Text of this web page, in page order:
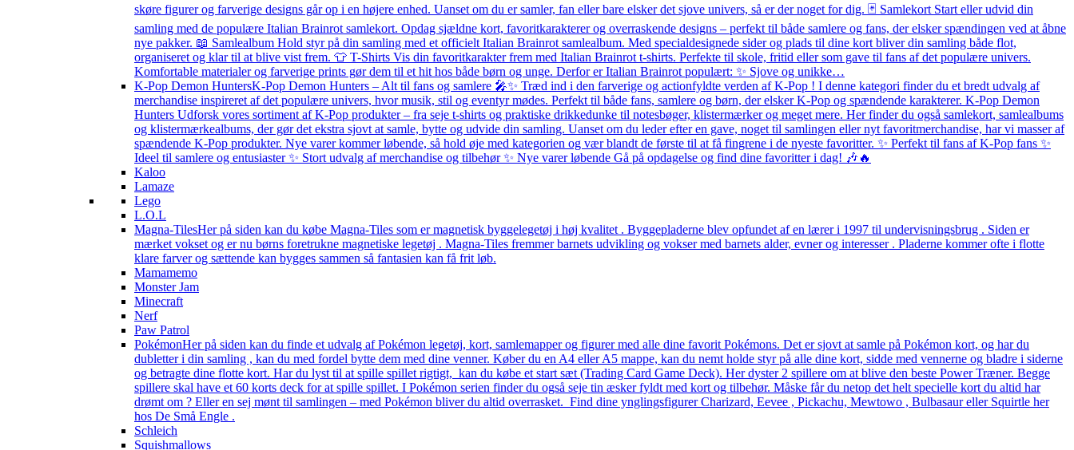
skøre figurer og farverige designs går op i en højere enhed. Uanset om du er samler, fan eller bare elsker det sjove univers, så er der noget for dig. 🃏 Samlekort Start eller udvid din
samling med de populære Italian Brainrot samlekort. Opdag sjældne kort, favoritkarakterer og overraskende designs – perfekt til både samlere og fans, der elsker spændingen ved at åbne
nye pakker. 📖 Samlealbum Hold styr på din samling med et officielt Italian Brainrot samlealbum. Med specialdesignede sider og plads til dine kort bliver din samling både flot,
organiseret og klar til at blive vist frem. 👕 T-Shirts Vis din favoritkarakter frem med Italian Brainrot t-shirts. Perfekte til skole, fritid eller som gave til fans af det populære univers.
Komfortable materialer og farverige prints gør dem til et hit hos både børn og unge. Derfor er Italian Brainrot populært: ✨ Sjove og unikke…
K-Pop Demon HuntersK-Pop Demon Hunters – Alt til fans og samlere 🎤✨ Træd ind i den farverige og actionfyldte verden af K-Pop ! I denne kategori finder du et bredt udvalg af
merchandise inspireret af det populære univers, hvor musik, stil og eventyr mødes. Perfekt til både fans, samlere og børn, der elsker K-Pop og spændende karakterer. K-Pop Demon
Hunters Udforsk vores sortiment af K-Pop produkter – fra seje t-shirts og praktiske drikkedunke til notesbøger, klistermærker og meget mere. Her finder du også samlekort, samlealbums
og klistermærkealbums, der gør det ekstra sjovt at samle, bytte og udvide din samling. Uanset om du leder efter en gave, noget til samlingen eller nyt favoritmerchandise, har vi masser af
spændende K-Pop produkter. Nye varer kommer løbende, så hold øje med kategorien og vær blandt de første til at få fingrene i de nyeste favoritter. ✨ Perfekt til fans af K-Pop fans ✨
Ideel til samlere og entusiaster ✨ Stort udvalg af merchandise og tilbehør ✨ Nye varer løbende Gå på opdagelse og find dine favoritter i dag! 🎶🔥
Kaloo
Lamaze
Lego
L.O.L
Magna-TilesHer på siden kan du købe Magna-Tiles som er magnetisk byggelegetøj i høj kvalitet . Byggepladerne blev opfundet af en lærer i 1997 til undervisningsbrug . Siden er
mærket vokset og er nu børns foretrukne magnetiske legetøj . Magna-Tiles fremmer barnets udvikling og vokser med barnets alder, evner og interesser . Pladerne kommer ofte i flotte
klare farver og sættende kan bygges sammen så fantasien kan få frit løb.
Mamamemo
Monster Jam
Minecraft
Nerf
Paw Patrol
PokémonHer på siden kan du finde et udvalg af Pokémon legetøj, kort, samlemapper og figurer med alle dine favorit Pokémons. Det er sjovt at samle på Pokémon kort, og har du
dubletter i din samling , kan du med fordel bytte dem med dine venner. Køber du en A4 eller A5 mappe, kan du nemt holde styr på alle dine kort, sidde med vennerne og bladre i siderne
og betragte dine flotte kort. Har du lyst til at spille spillet rigtigt, kan du købe et start sæt (Trading Card Game Deck). Her dyster 2 spillere om at blive den beste Power Træner. Begge
spillere skal have et 60 korts deck for at spille spillet. I Pokémon serien finder du også seje tin æsker fyldt med kort og tilbehør. Måske får du netop det helt specielle kort du altid har
drømt om ? Eller en sej mønt til samlingen – med Pokémon bliver du altid overrasket. Find dine ynglingsfigurer Charizard, Eevee , Pickachu, Mewtowo , Bulbasaur eller Squirtle her
hos De Små Engle .
Schleich
Squishmallows